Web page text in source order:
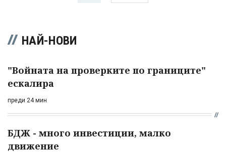
НАЙ-НОВИ
"Войната на проверките по границите"
ескалира
преди 24 мин
БДЖ - много инвестиции, малко
движение